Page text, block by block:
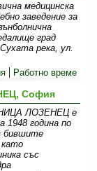
медицинска
заведение за
град
река, ул.
Работно време
София
ЛОЗЕНЕЦ е
1948 година по
бившите
като
със